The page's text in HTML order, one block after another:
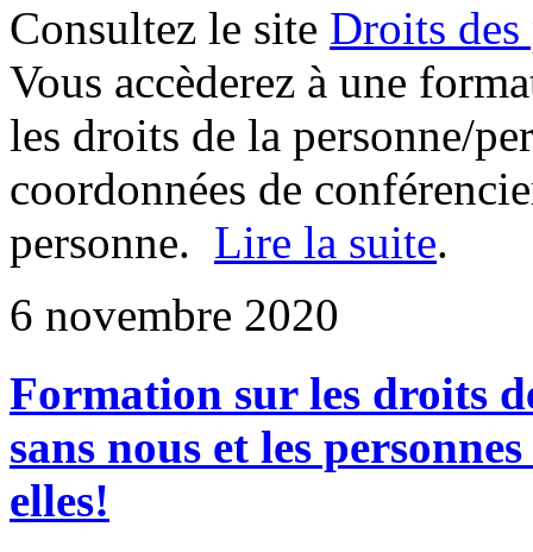
Consultez le site Droits des
Vous accèderez à une
les droits de la personne/
coordonnées de
personne. Lire la suite.
6 novembre 2020
Formation sur les droits
sans nous et les
elles!